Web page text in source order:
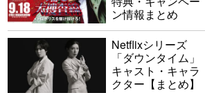
ン情報まとめ
Netflixシリーズ
「ダウンタイム」
キャスト・キャラ
クター【まとめ】